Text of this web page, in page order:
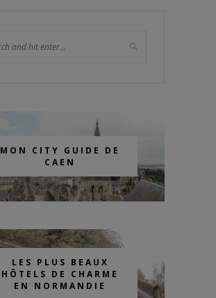
MON CITY GUIDE DE
CAEN
LES PLUS BEAUX
HÔTELS DE CHARME
EN NORMANDIE